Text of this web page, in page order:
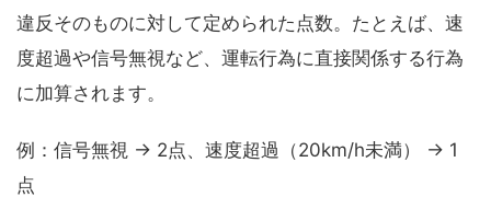
違反そのものに対して定められた点数。たとえば、速
度超過や信号無視など、運転行為に直接関係する行為
に加算されます。
例：信号無視 → 2点、速度超過（20km/h未満） → 1
点